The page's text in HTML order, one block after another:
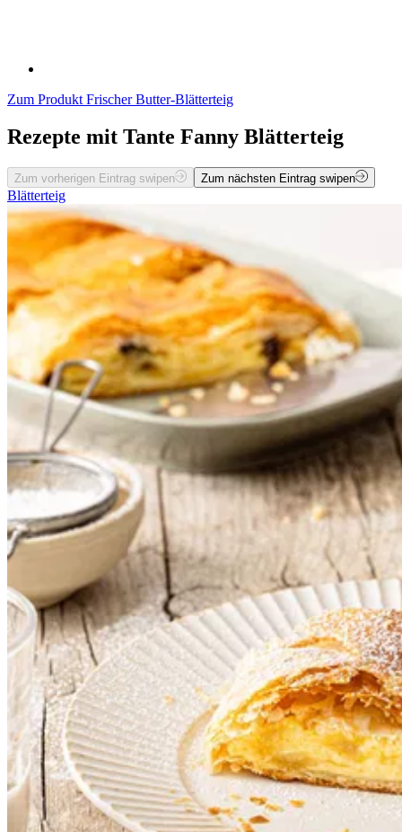
Zum Produkt Frischer Butter-Blätterteig
Rezepte mit Tante Fanny Blätterteig
Zum vorherigen Eintrag swipen Zum nächsten Eintrag swipen
Blätterteig